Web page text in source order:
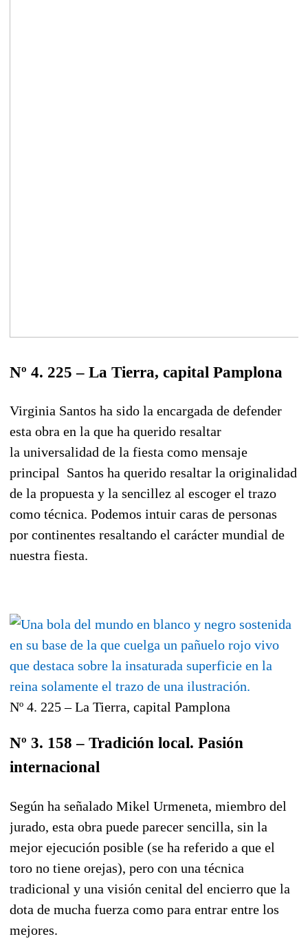
Nº 4. 225 – La Tierra, capital Pamplona
Virginia Santos ha sido la encargada de defender
esta obra en la que ha querido resaltar
la universalidad de la fiesta como mensaje
principal Santos ha querido resaltar la originalidad
de la propuesta y la sencillez al escoger el trazo
como técnica. Podemos intuir caras de personas
por continentes resaltando el carácter mundial de
nuestra fiesta.
Nº 4. 225 – La Tierra, capital Pamplona
Nº 3. 158 – Tradición local. Pasión
internacional
Según ha señalado Mikel Urmeneta, miembro del
jurado, esta obra puede parecer sencilla, sin la
mejor ejecución posible (se ha referido a que el
toro no tiene orejas), pero con una técnica
tradicional y una visión cenital del encierro que la
dota de mucha fuerza como para entrar entre los
mejores.